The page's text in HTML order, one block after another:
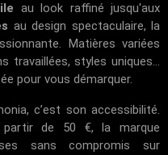
au look raffiné jusqu'aux
au design spectaculaire, la
Matières variées
travaillées, styles uniques...
pour vous démarquer.
c’est son accessibilité.
de 50 €, la marque
sans compromis sur